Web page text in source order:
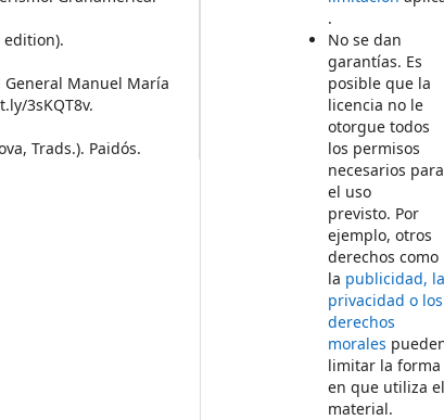
edition).
General Manuel María
3sKQT8v.
Trads.). Paidós.
.
No se dan
garantías. Es
posible que la
licencia no le
otorgue todos
los permisos
necesarios para
el uso
previsto. Por
ejemplo, otros
derechos como
la publicidad,
privacidad o los
derechos
morales
limitar la forma
en que utiliza
material.